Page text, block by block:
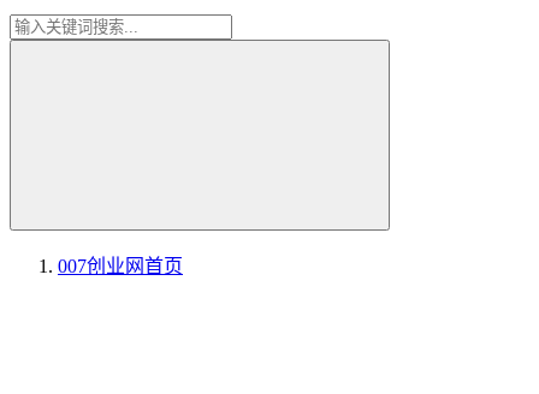
007创业网首页